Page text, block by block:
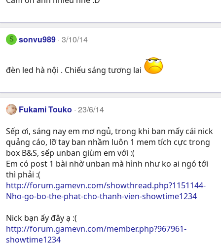
S sonvu989 3/10/14
đèn led hà nội . Chiếu sáng tương lai
Fukami Touko 23/6/14
Sếp ơi, sáng nay em mơ ngủ, trong khi ban mấy cái nick
quảng cáo, lỡ tay ban nhầm luôn 1 mem tích cực trong
box B&S, sếp unban giùm em với :(
Em có post 1 bài nhờ unban mà hình như ko ai ngó tới
thì phải :(
http://forum.gamevn.com/showthread.php?1151144-
Nho-go-bo-the-phat-cho-thanh-vien-showtime1234
Nick bạn ấy đây ạ :(
http://forum.gamevn.com/member.php?967961-
showtime1234